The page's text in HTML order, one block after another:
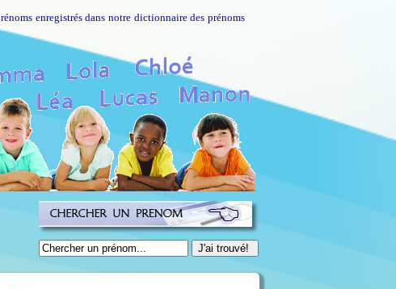
enregistrés dans notre dictionnaire des prénoms